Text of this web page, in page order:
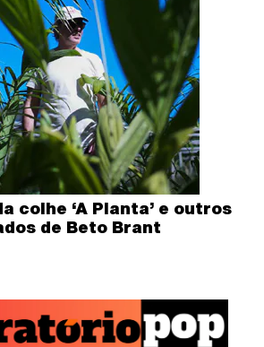
colhe ‘A Planta’ e outros
de Beto Brant